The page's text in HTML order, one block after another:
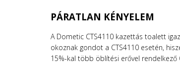
PÁRATLAN KÉNYELEM
A Dometic CTS4110 kazettás toalett
okoznak gondot a CTS4110 esetén,
15%-kal több öblítési erővel rendelkező